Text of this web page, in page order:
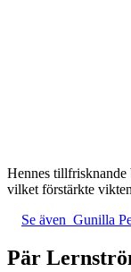
Hennes tillfrisknande
vilket förstärkte
Se även Gunilla
Pär